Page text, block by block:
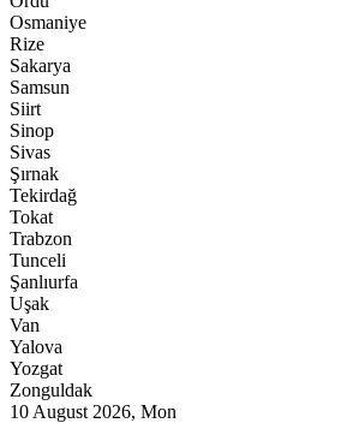
Osmaniye
Rize
Sakarya
Samsun
Siirt
Sinop
Sivas
Şırnak
Tekirdağ
Tokat
Trabzon
Tunceli
Şanlıurfa
Uşak
Van
Yalova
Yozgat
Zonguldak
10 August 2026, Mon